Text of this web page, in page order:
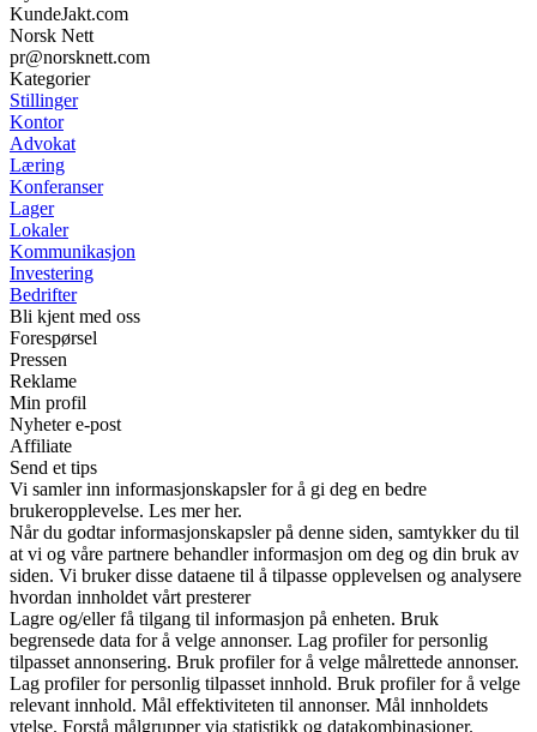
KundeJakt.com
Norsk Nett
pr@norsknett.com
Kategorier
Stillinger
Kontor
Advokat
Læring
Konferanser
Lager
Lokaler
Kommunikasjon
Investering
Bedrifter
Bli kjent med oss
Forespørsel
Pressen
Reklame
Min profil
Nyheter e-post
Affiliate
Send et tips
Vi samler inn informasjonskapsler for å gi deg en bedre
brukeropplevelse. Les mer her.
Når du godtar informasjonskapsler på denne siden, samtykker du til
at vi og våre partnere behandler informasjon om deg og din bruk av
siden. Vi bruker disse dataene til å tilpasse opplevelsen og analysere
hvordan innholdet vårt presterer
Lagre og/eller få tilgang til informasjon på enheten. Bruk
begrensede data for å velge annonser. Lag profiler for personlig
tilpasset annonsering. Bruk profiler for å velge målrettede annonser.
Lag profiler for personlig tilpasset innhold. Bruk profiler for å velge
relevant innhold. Mål effektiviteten til annonser. Mål innholdets
ytelse. Forstå målgrupper via statistikk og datakombinasjoner.